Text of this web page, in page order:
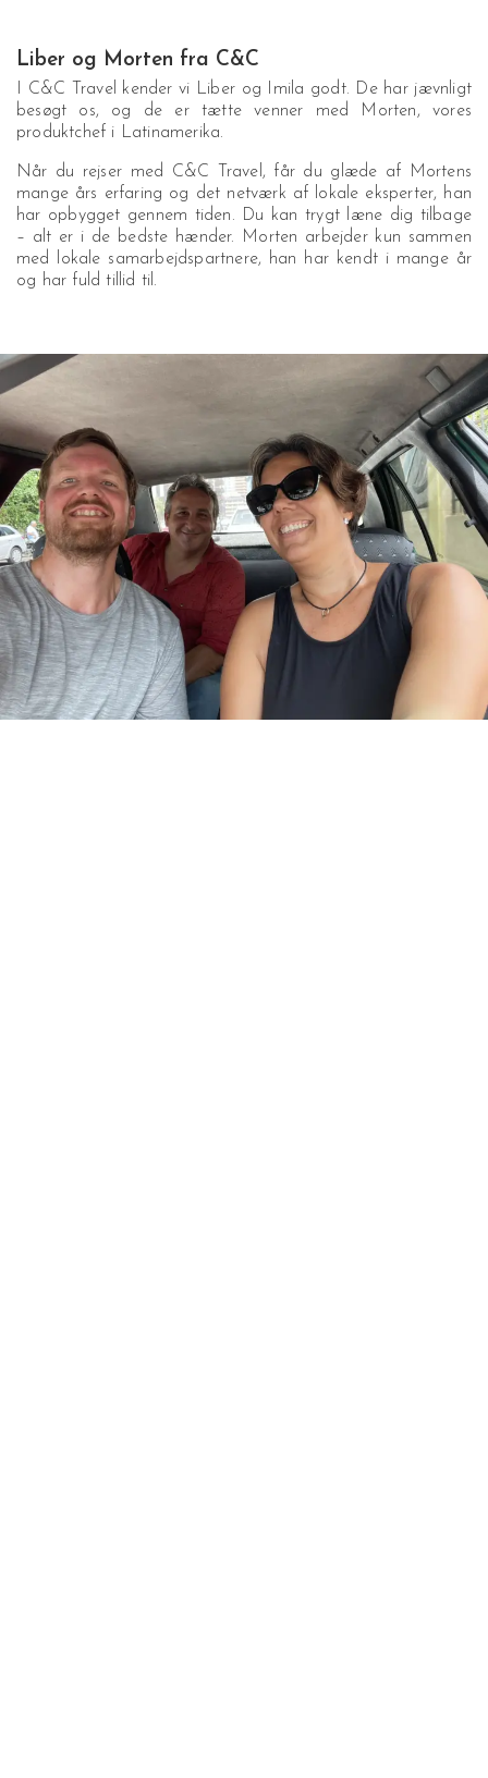
Liber og Morten fra C&C
I C&C Travel kender vi Liber og Imila godt. De har jævnligt
besøgt os, og de er tætte venner med Morten, vores
produktchef i Latinamerika.
Når du rejser med C&C Travel, får du glæde af Mortens
mange års erfaring og det netværk af lokale eksperter, han
har opbygget gennem tiden. Du kan trygt læne dig tilbage
– alt er i de bedste hænder. Morten arbejder kun sammen
med lokale samarbejdspartnere, han har kendt i mange år
og har fuld tillid til.